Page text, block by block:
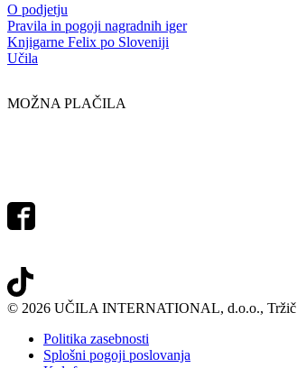
O podjetju
Pravila in pogoji nagradnih iger
Knjigarne Felix po Sloveniji
Učila
MOŽNA PLAČILA
© 2026 UČILA INTERNATIONAL, d.o.o., Tržič
Politika zasebnosti
Splošni pogoji poslovanja